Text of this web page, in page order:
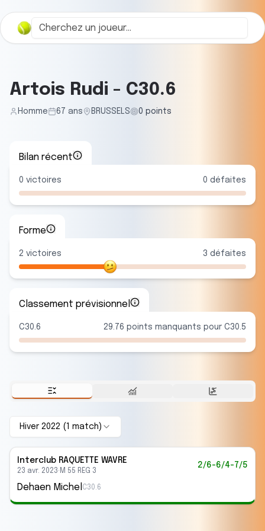
Artois Rudi - C30.6
Homme 67 ans BRUSSELS 0 points
Bilan récent
0 victoires 0 défaites
Forme
2 victoires 3 défaites
Classement prévisionnel
C30.6 29.76 points manquants pour C30.5
Hiver 2022 ( match )
Interclub RAQUETTE WAVRE
23 avr. 2023· M 55 REG 3
2/6-6/4-7/5
Dehaen Michel C30.6